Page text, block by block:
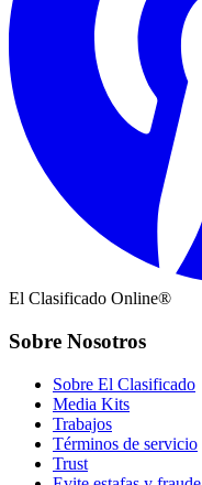
El Clasificado Online®
Sobre Nosotros
Sobre El Clasificado
Media Kits
Trabajos
Términos de servicio
Trust